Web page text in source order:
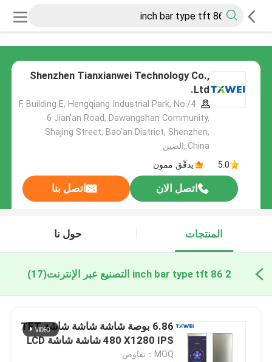
Shenzhen Tianxianwei Technology Co.,
Ltd.
4/F, Building E, Hengqiang Industrial Park, No.
6 Jian'an Road, Dawangshan Community,
Shajing Street, Bao'an District, Shenzhen,
China.,الصين
5.0
يدقّق ممون
اتصل الان اتصل بنا
المنتجات حول نا
2 86 inch bar type tft التصنيع عبر الإنترنت (17)
6.86 بوصة شاشة شاشة شاشة TFT
480 X1280 IPS شاشة شاشة LCD
MOQ：تفاوض